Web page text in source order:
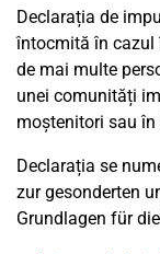
Declarația de
întocmită în cazul
de mai multe
unei comunități
moștenitori sau
Declarația se
zur gesonderten
Grundlagen für